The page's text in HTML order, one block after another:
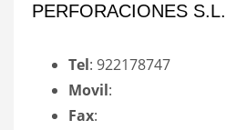
PERFORACIONES S.L.
Tel: 922178747
Movil:
Fax: